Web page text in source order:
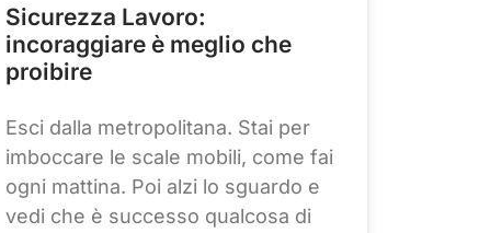
Sicurezza Lavoro:
incoraggiare è meglio che
proibire
Esci dalla metropolitana. Stai per
imboccare le scale mobili, come fai
ogni mattina. Poi alzi lo sguardo e
vedi che è successo qualcosa di